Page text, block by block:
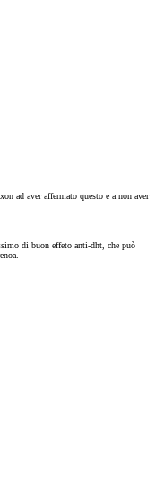
ad aver affermato questo e a non aver
di buon effeto anti-dht, che può